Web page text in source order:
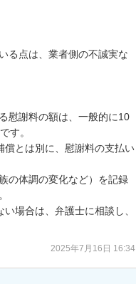
る点は、業者側の不誠実な
慰謝料の額は、一般的に10
す。
償とは別に、慰謝料の支払い
の体調の変化など）を記録
場合は、弁護士に相談し、
2025年7月16日 16:34